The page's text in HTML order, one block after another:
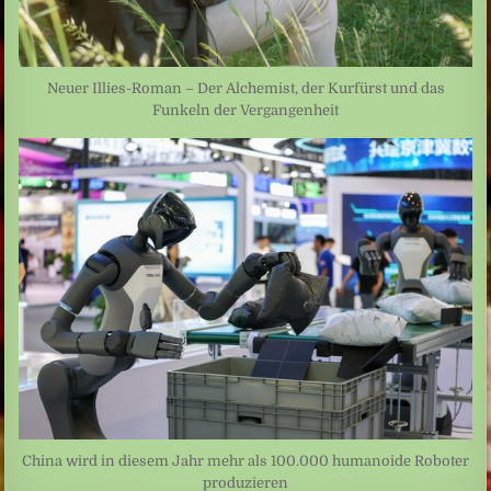
Neuer Illies-Roman – Der Alchemist, der Kurfürst und das
Funkeln der Vergangenheit
China wird in diesem Jahr mehr als 100.000 humanoide Roboter
produzieren